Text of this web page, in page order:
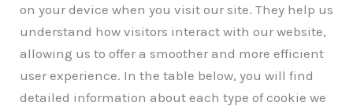
on your device when you visit our site. They help us
understand how visitors interact with our website,
allowing us to offer a smoother and more efficient
user experience. In the table below, you will find
detailed information about each type of cookie we